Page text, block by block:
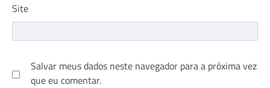
Site
Salvar meus dados neste navegador para a próxima vez
que eu comentar.